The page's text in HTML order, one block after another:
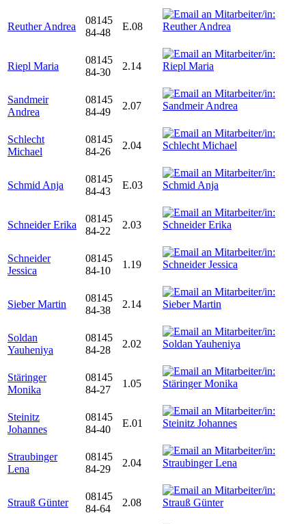
Reuther Andrea
08145
84-48
E.08
Riepl Maria
08145
84-30
2.14
Sandmeir
Andrea
08145
84-49
2.07
Schlecht
Michael
08145
84-26
2.04
Schmid Anja
08145
84-43
E.03
Schneider Erika
08145
84-22
2.03
Schneider
Jessica
08145
84-10
1.19
Sieber Martin
08145
84-38
2.14
Soldan
Yauheniya
08145
84-28
2.02
Stäringer
Monika
08145
84-27
1.05
Steinitz
Johannes
08145
84-40
E.01
Straubinger
Lena
08145
84-29
2.04
Strauß Günter
08145
84-64
2.08